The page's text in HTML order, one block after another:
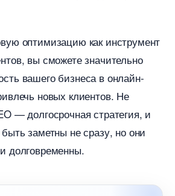
оптимизацию как инструмент
вы сможете значительно
вашего бизнеса в онлайн-
новых клиентов. Не
— долгосрочная стратегия, и
заметны не сразу, но они
долговременны.